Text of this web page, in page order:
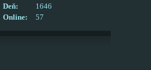
Online: 57
Deň:
1646